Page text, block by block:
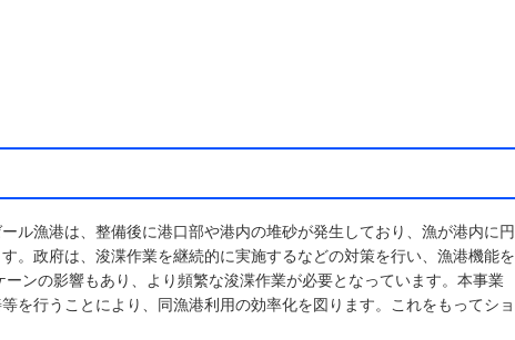
ル漁港は、整備後に港口部や港内の堆砂が発生しており、漁が港内に円
。政府は、浚渫作業を継続的に実施するなどの対策を行い、漁港機能を
ンの影響もあり、より頻繁な浚渫作業が必要となっています。本事業
を行うことにより、同漁港利用の効率化を図ります。これをもってショ